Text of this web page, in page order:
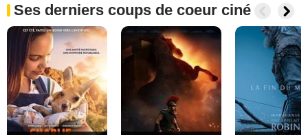
Ses derniers coups de coeur ciné